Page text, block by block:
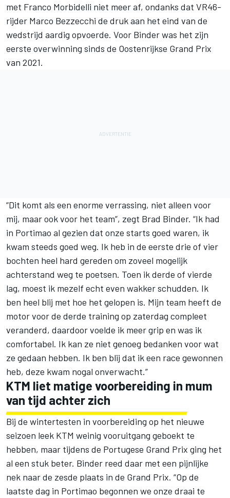
met Franco Morbidelli niet meer af, ondanks dat VR46-
rijder Marco Bezzecchi de druk aan het eind van de
wedstrijd aardig opvoerde. Voor Binder was het zijn
eerste overwinning sinds de Oostenrijkse Grand Prix
van 2021.
“Dit komt als een enorme verrassing, niet alleen voor
mij, maar ook voor het team”, zegt Brad Binder. “Ik had
in Portimao al gezien dat onze starts goed waren, ik
kwam steeds goed weg. Ik heb in de eerste drie of vier
bochten heel hard gereden om zoveel mogelijk
achterstand weg te poetsen. Toen ik derde of vierde
lag, moest ik mezelf echt even wakker schudden. Ik
ben heel blij met hoe het gelopen is. Mijn team heeft de
motor voor de derde training op zaterdag compleet
veranderd, daardoor voelde ik meer grip en was ik
comfortabel. Ik kan ze niet genoeg bedanken voor wat
ze gedaan hebben. Ik ben blij dat ik een race gewonnen
heb, deze kwam nogal onverwacht.”
KTM liet matige voorbereiding in mum
van tijd achter zich
Bij de wintertesten in voorbereiding op het nieuwe
seizoen leek KTM weinig vooruitgang geboekt te
hebben, maar tijdens de Portugese Grand Prix ging het
al een stuk beter. Binder reed daar met een pijnlijke
nek naar de zesde plaats in de Grand Prix. “Op de
laatste dag in Portimao begonnen we onze draai te